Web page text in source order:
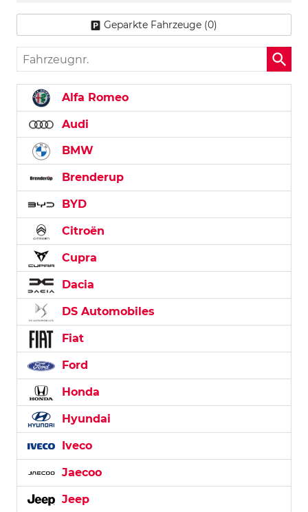
Geparkte Fahrzeuge (0)
Fahrzeugnr.
Alfa Romeo
Audi
BMW
Brenderup
BYD
Citroën
Cupra
Dacia
DS Automobiles
Fiat
Ford
Honda
Hyundai
Iveco
Jaecoo
Jeep